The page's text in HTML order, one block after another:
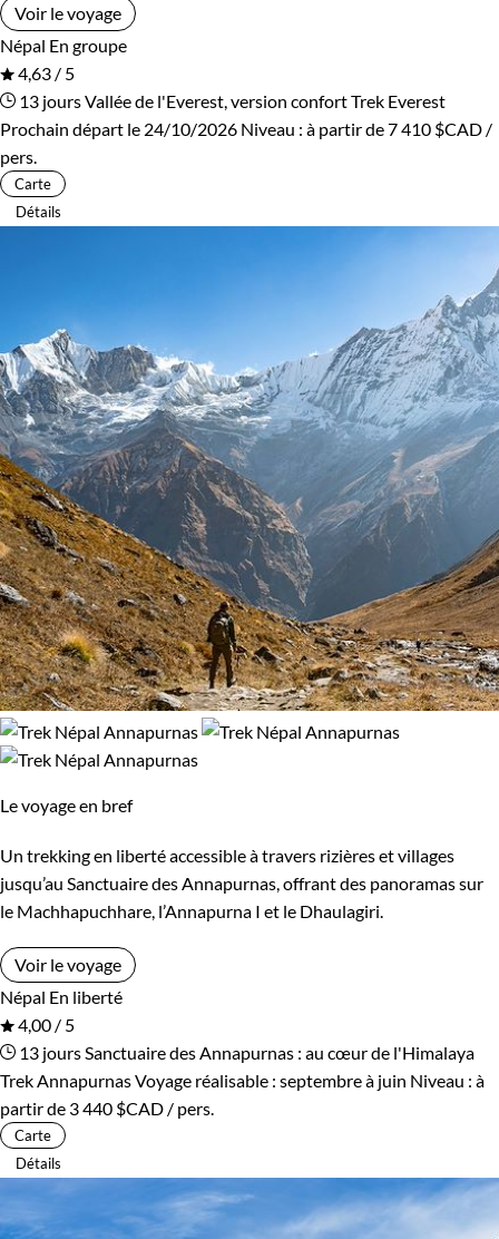
Voir le voyage
Népal En groupe
4,63 / 5
13 joursVallée de l'Everest, version confortTrek Everest
Prochain départ le 24/10/2026 Niveau : à partir de7 410 $CAD /
pers.
Carte
Détails
Le voyage en bref
Un trekking en liberté accessible à travers rizières et villages
jusqu’au Sanctuaire des Annapurnas, offrant des panoramas sur
le Machhapuchhare, l’Annapurna I et le Dhaulagiri.
Voir le voyage
Népal En liberté
4,00 / 5
13 jours Sanctuaire des Annapurnas : au cœur de l'Himalaya
Trek AnnapurnasVoyage réalisable : septembre à juin Niveau : à
partir de 3 440 $CAD / pers.
Carte
Détails